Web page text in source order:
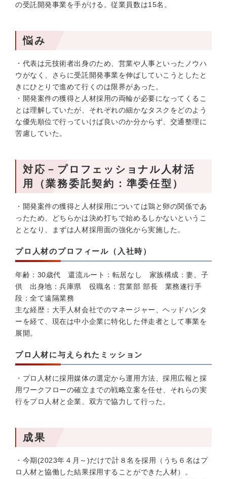
の受託開発事業を手がける。従業員数は15名。
悩み
・代表は元技術者出身のため、営業や人事といったノウハ
ウがなく、さらに受託開発事業を伸ばしていこうとしたと
きにひとりで進めて行くのは限界があった。
・開発案件の獲得と人材採用の両輪が必要になってくるこ
とは理解していたが、それぞれの細かなタスクをどのよう
な優先順位で行っていけば良いのか分からず、交通整理に
苦慮していた。
対応－プロフェッショナル人材活
用（業務委託契約：準委任型）
・開発案件の獲得と人材採用については鶏と卵の関係であ
ったため、どちらかは決め打ちで始めるしかないというこ
ととなり、まずは人材採用面の強化から実施した。
プロ人材のプロフィール（入社時）
年齢：30歳代 還流ルート：転居なし 家族構成：妻、子
供 出身地：兵庫県 役職名：営業部 部長 業務遂行手
段：全て遠隔業務
主な経歴：大手人材会社でのマネージャー、ヘッドハンタ
ーを経て、現在は中小企業に特化した伴走者として事業を
展開。
プロ人材に与えられたミッション
・プロ人材に採用媒体の選定から運用方法、採用広報と採
用ワークフローの確立までの戦略立案を任せ、それらの実
行をプロ人材と企業、双方で協力して行った。
成果
・今期(2023年４月～)だけで計８名を採用（うち６名はプ
ロ人材と協働した結果採用することができた人材）。